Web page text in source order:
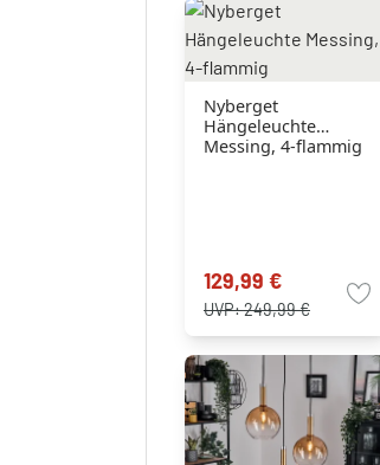
Nyberget
Hängeleuchte
Messing, 4-flammig
129,99 €
UVP:249,99 €